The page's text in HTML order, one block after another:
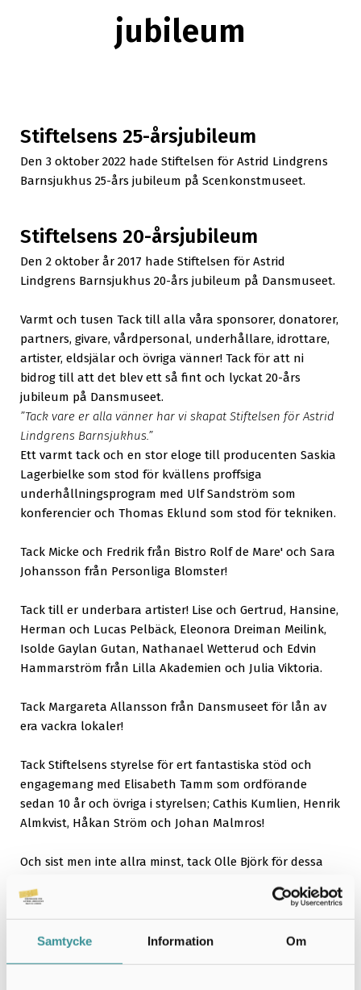
Samtycke Information Om
jubileum
Stiftelsens 25-årsjubileum
Den 3 oktober 2022 hade Stiftelsen för Astrid Lindgrens
Barnsjukhus 25-års jubileum på Scenkonstmuseet.
Stiftelsens 20-årsjubileum
Den 2 oktober år 2017 hade Stiftelsen för Astrid
Lindgrens Barnsjukhus 20-års jubileum på Dansmuseet.
Varmt och tusen Tack till alla våra sponsorer, donatorer,
partners, givare, vårdpersonal, underhållare, idrottare,
artister, eldsjälar och övriga vänner! Tack för att ni
bidrog till att det blev ett så fint och lyckat 20-års
jubileum på Dansmuseet.
”Tack vare er alla vänner har vi skapat Stiftelsen för Astrid
Lindgrens Barnsjukhus.”
Ett varmt tack och en stor eloge till producenten Saskia
Lagerbielke som stod för kvällens proffsiga
underhållningsprogram med Ulf Sandström som
konferencier och Thomas Eklund som stod för tekniken.
Tack Micke och Fredrik från Bistro Rolf de Mare' och Sara
Johansson från Personliga Blomster!
Tack till er underbara artister! Lise och Gertrud, Hansine,
Herman och Lucas Pelbäck, Eleonora Dreiman Meilink,
Isolde Gaylan Gutan, Nathanael Wetterud och Edvin
Hammarström från Lilla Akademien och Julia Viktoria.
Tack Margareta Allansson från Dansmuseet för lån av
era vackra lokaler!
Tack Stiftelsens styrelse för ert fantastiska stöd och
engagemang med Elisabeth Tamm som ordförande
sedan 10 år och övriga i styrelsen; Cathis Kumlien, Henrik
Almkvist, Håkan Ström och Johan Malmros!
Och sist men inte allra minst, tack Olle Björk för dessa
första 10 åren!
Vi ser fram emot Stiftelsens Silver-jubileum år 2022.